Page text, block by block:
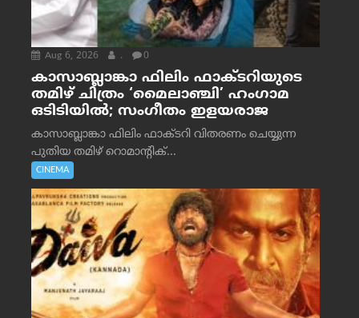
Aug 6, 2026 . 0
കാസാബ്ലാങ്കാ ഫിലിം ഫാക്ടറിയുടെ
തമിഴ് ചിത്രം ‘മൈലാഞ്ചി’ ഹംഗാമ
ഒടിടിയിൽ; സംഗീതം ഇളയരാജ
കാസാബ്ലാങ്കാ ഫിലിം ഫാക്ടറി വിതരണം ചെയ്യുന്ന
പുതിയ തമിഴ് റൊമാന്റിക്...
CINEMA